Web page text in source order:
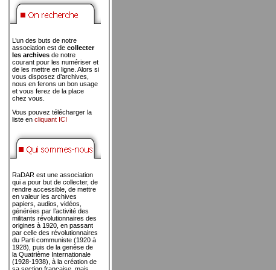
L’un des buts de notre
association est de collecter
les archives de notre
courant pour les numériser et
de les mettre en ligne. Alors si
vous disposez d’archives,
nous en ferons un bon usage
et vous ferez de la place
chez vous.
Vous pouvez télécharger la
liste en cliquant ICI
RaDAR est une association
qui a pour but de collecter, de
rendre accessible, de mettre
en valeur les archives
papiers, audios, vidéos,
générées par l’activité des
militants révolutionnaires des
origines à 1920, en passant
par celle des révolutionnaires
du Parti communiste (1920 à
1928), puis de la genèse de
la Quatrième Internationale
(1928-1938), à la création de